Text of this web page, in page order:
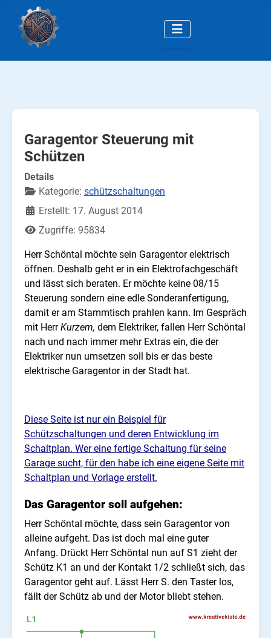
Garagentor Steuerung mit
Schützen
Details
Kategorie: schützschaltungen
Erstellt: 17. August 2014
Zugriffe: 95834
Herr Schöntal möchte sein Garagentor elektrisch
öffnen. Deshalb geht er in ein Elektrofachgeschäft
und lässt sich beraten. Er möchte keine 08/15
Steuerung sondern eine edle Sonderanfertigung,
damit er am Stammtisch prahlen kann. Im Gespräch
mit HerrKurzem, dem Elektriker, fallen Herr Schöntal
nach und nach immer mehr Extras ein, die der
Elektriker nun umsetzen soll bis er das beste
elektrische Garagentor in der Stadt hat.
Diese Seite ist nur ein Beispiel für
Schützschaltungen und deren Entwicklung im
Schaltplan. Wer eine fertige Schaltung für seine
Garage sucht, für den habe ich eine eigene Seite mit
Schaltplan und Vorlage erstellt.
Das Garagentor soll aufgehen:
Herr Schöntal möchte, dass sein Garagentor von
alleine aufgeht. Das ist doch mal eine guter
Anfang. Drückt Herr Schöntal nun auf S1 zieht der
Schütz K1 an und der Kontakt 1/2 schließt sich, das
Garagentor geht auf. Lässt Herr S. den Taster los,
fällt der Schütz ab und der Motor bliebt stehen.